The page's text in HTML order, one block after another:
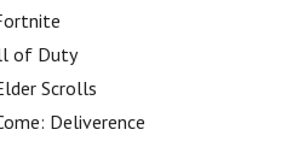
of Duty
Scrolls
Deliverence